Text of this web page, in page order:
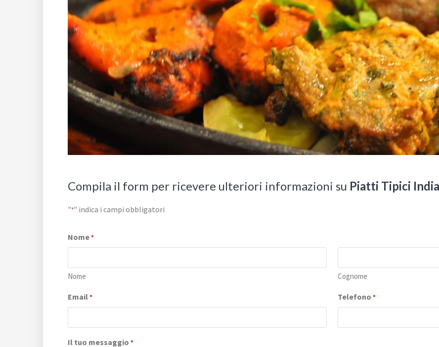
Compila il form per ricevere ulteriori informazioni su Piatti Tipici
"*" indica i campi obbligatori
Nome*
Nome Cognome
Email * Telefono *
Il tuo messaggio *